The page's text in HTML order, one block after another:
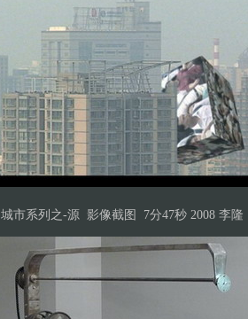
城市系列之-源 影像截图 7分47秒 2008 李隆